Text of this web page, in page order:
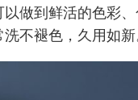
以做到鲜活的色彩
不褪色，久用如新